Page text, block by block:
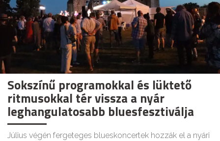
Sokszínű programokkal és lüktető
ritmusokkal tér vissza a nyár
leghangulatosabb bluesfesztiválja
Július végén fergeteges blueskoncertek hozzák el a nyári